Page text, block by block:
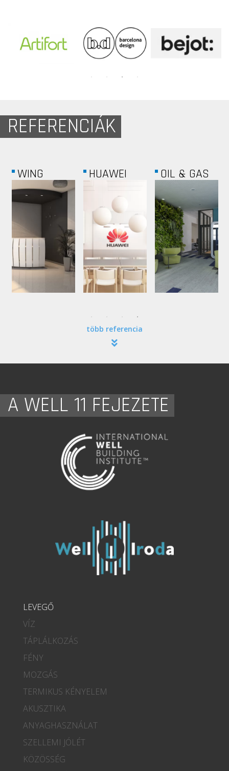
REFERENCIÁK
PROPERTY
SYSTEM
ABLON
EU HÁZA
több referencia
A WELL 11 FEJEZETE
LEVEGŐ
VÍZ
TÁPLÁLKOZÁS
FÉNY
MOZGÁS
TERMIKUS KÉNYELEM
AKUSZTIKA
ANYAGHASZNÁLAT
SZELLEMI JÓLÉT
KÖZÖSSÉG